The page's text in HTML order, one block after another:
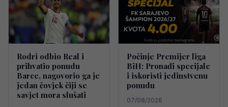
Rodri odbio Real i
prihvatio ponudu
Barce, nagovorio ga je
jedan čovjek čiji se
savjet mora slušati
Počinje Premijer liga
BiH: Pronađi specijale
i iskoristi jedinstvenu
ponudu
07/08/2026